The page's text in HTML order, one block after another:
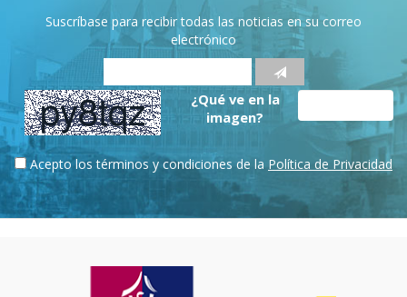
Suscríbase para recibir todas las noticias en su correo
electrónico
¿Qué ve en la
imagen?
Acepto los términos y condiciones de la Política de Privacidad